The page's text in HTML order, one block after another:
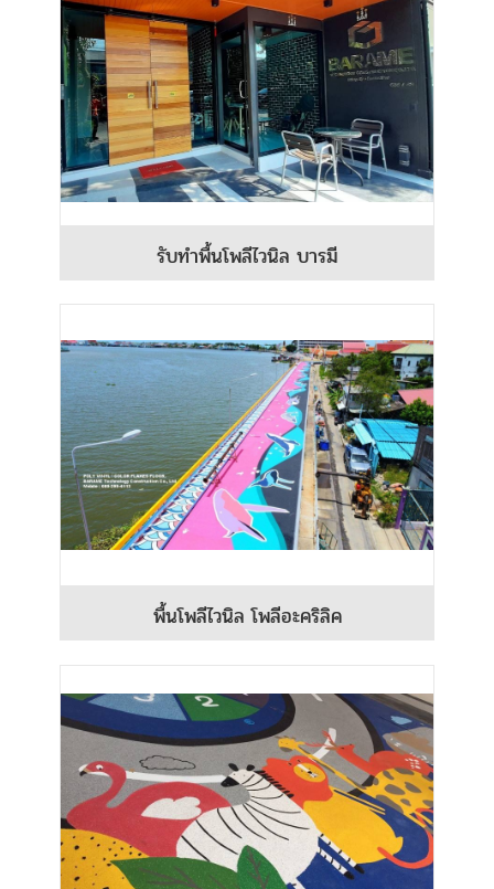
รับทำพื้นโพลีไวนิล บารมี
พื้นโพลีไวนิล โพลีอะคริลิค